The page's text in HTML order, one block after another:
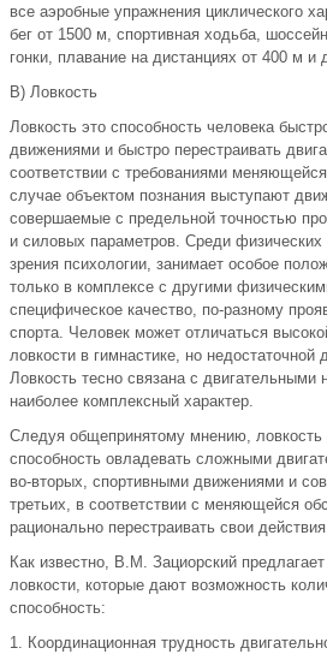
все аэробные упражнения циклического
бег от 1500 м, спортивная ходьба,
гонки, плавание на дистанциях от 400 м и
В) Ловкость
Ловкость это способность человека
движениями и быстро перестраивать
соответствии с требованиями
случае объектом познания выступают
совершаемые с предельной точностью
и силовых параметров. Среди физических
зрения психологии, занимает особое
только в комплексе с другими
специфическое качество, по-разному
спорта. Человек может отличаться
ловкости в гимнастике, но недостаточной
Ловкость тесно связана с двигательными
наиболее комплексный характер.
Следуя общепринятому мнению,
способность овладевать сложными
во-вторых, спортивными движениями и
третьих, в соответствии с меняющейся
рационально перестраивать свои
Как известно, В.М. Зациорский
ловкости, которые дают возможность
способность:
1. Координационная трудность